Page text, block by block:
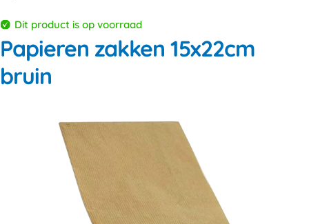
Dit product is op voorraad
Papieren zakken 15x22cm
bruin